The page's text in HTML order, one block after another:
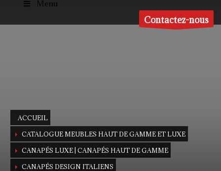
Menu
Contactez-nous
ACCUEIL
CATALOGUE MEUBLES HAUT DE GAMME ET LUXE
CANAPÉS LUXE | CANAPÉS HAUT DE GAMME
CANAPÉS DESIGN ITALIENS